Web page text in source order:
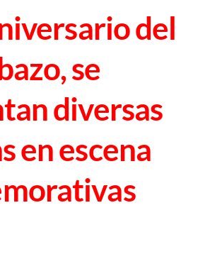
del
se
diversas
en escena